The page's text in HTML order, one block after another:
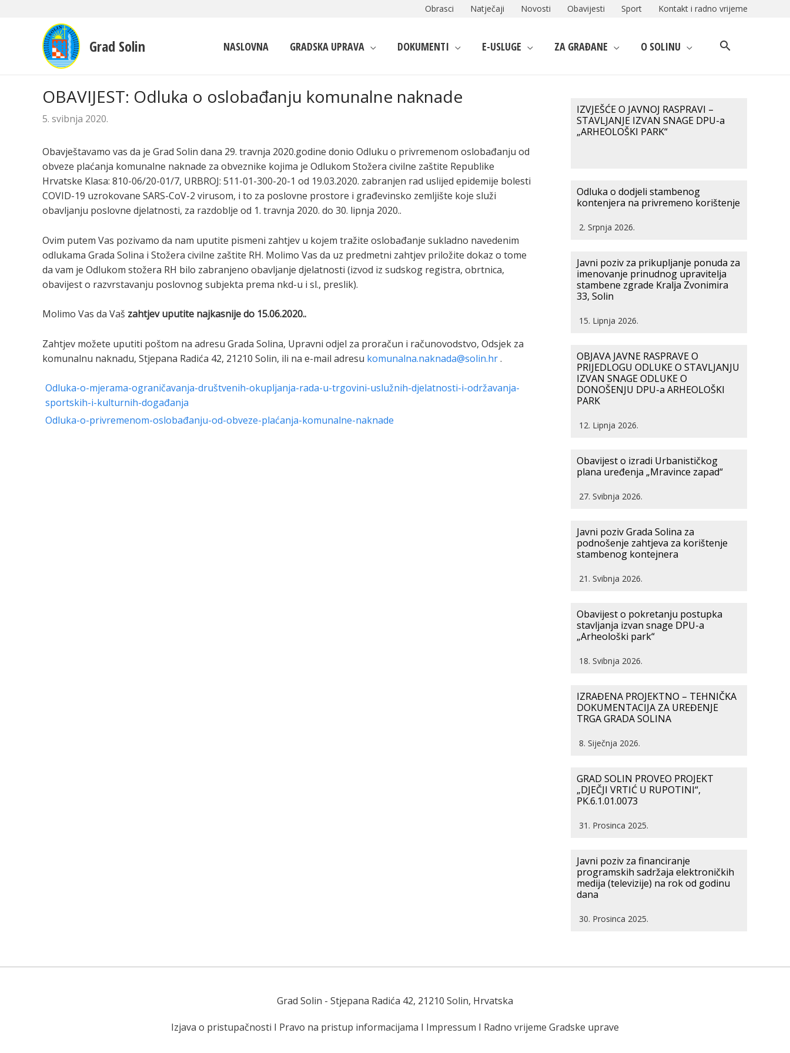
Obrasci Natječaji Novosti Obavijesti Sport Kontakt i radno vrijeme
Grad Solin NASLOVNA GRADSKA UPRAVA DOKUMENTI E-USLUGE ZA GRAĐANE O SOLINU
OBAVIJEST: Odluka o oslobađanju komunalne naknade
5. svibnja 2020.
Obavještavamo vas da je Grad Solin dana 29. travnja 2020.godine donio Odluku o privremenom oslobađanju od
obveze plaćanja komunalne naknade za obveznike kojima je Odlukom Stožera civilne zaštite Republike
Hrvatske Klasa: 810-06/20-01/7, URBROJ: 511-01-300-20-1 od 19.03.2020. zabranjen rad uslijed epidemije bolesti
COVID-19 uzrokovane SARS-CoV-2 virusom, i to za poslovne prostore i građevinsko zemljište koje služi
obavljanju poslovne djelatnosti, za razdoblje od 1. travnja 2020. do 30. lipnja 2020..
Ovim putem Vas pozivamo da nam uputite pismeni zahtjev u kojem tražite oslobađanje sukladno navedenim
odlukama Grada Solina i Stožera civilne zaštite RH. Molimo Vas da uz predmetni zahtjev priložite dokaz o tome
da vam je Odlukom stožera RH bilo zabranjeno obavljanje djelatnosti (izvod iz sudskog registra, obrtnica,
obavijest o razvrstavanju poslovnog subjekta prema nkd-u i sl., preslik).
Molimo Vas da Vaš zahtjev uputite najkasnije do 15.06.2020..
Zahtjev možete uputiti poštom na adresu Grada Solina, Upravni odjel za proračun i računovodstvo, Odsjek za
komunalnu naknadu, Stjepana Radića 42, 21210 Solin, ili na e-mail adresu komunalna.naknada@solin.hr.
Odluka-o-mjerama-ograničavanja-društvenih-okupljanja-rada-u-trgovini-uslužnih-djelatnosti-i-održavanja-
sportskih-i-kulturnih-događanja
Odluka-o-privremenom-oslobađanju-od-obveze-plaćanja-komunalne-naknade
IZVJEŠĆE O JAVNOJ RASPRAVI –
STAVLJANJE IZVAN SNAGE DPU-a
„ARHEOLOŠKI PARK“
Odluka o dodjeli stambenog
kontenjera na privremeno korištenje
2. Srpnja 2026.
Javni poziv za prikupljanje ponuda za
imenovanje prinudnog upravitelja
stambene zgrade Kralja Zvonimira
33, Solin
15. Lipnja 2026.
OBJAVA JAVNE RASPRAVE O
PRIJEDLOGU ODLUKE O STAVLJANJU
IZVAN SNAGE ODLUKE O
DONOŠENJU DPU-a ARHEOLOŠKI
PARK
12. Lipnja 2026.
Obavijest o izradi Urbanističkog
plana uređenja „Mravince zapad“
27. Svibnja 2026.
Javni poziv Grada Solina za
podnošenje zahtjeva za korištenje
stambenog kontejnera
21. Svibnja 2026.
Obavijest o pokretanju postupka
stavljanja izvan snage DPU-a
„Arheološki park“
18. Svibnja 2026.
IZRAĐENA PROJEKTNO – TEHNIČKA
DOKUMENTACIJA ZA UREĐENJE
TRGA GRADA SOLINA
8. Siječnja 2026.
GRAD SOLIN PROVEO PROJEKT
„DJEČJI VRTIĆ U RUPOTINI“,
PK.6.1.01.0073
31. Prosinca 2025.
Javni poziv za financiranje
programskih sadržaja elektroničkih
medija (televizije) na rok od godinu
dana
30. Prosinca 2025.
Grad Solin - Stjepana Radića 42, 21210 Solin, Hrvatska
Izjava o pristupačnosti I Pravo na pristup informacijama I Impressum I Radno vrijeme Gradske uprave